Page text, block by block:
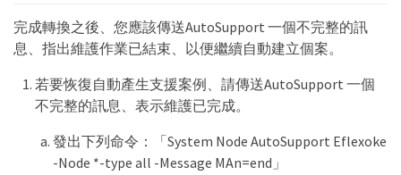
完成轉換之後、您應該傳送AutoSupport 一個不完整的訊
息、指出維護作業已結束、以便繼續自動建立個案。
若要恢復自動產生支援案例、請傳送AutoSupport 一個
不完整的訊息、表示維護已完成。
發出下列命令：「System Node AutoSupport Eflexoke
-Node *-type all -Message MAn=end」